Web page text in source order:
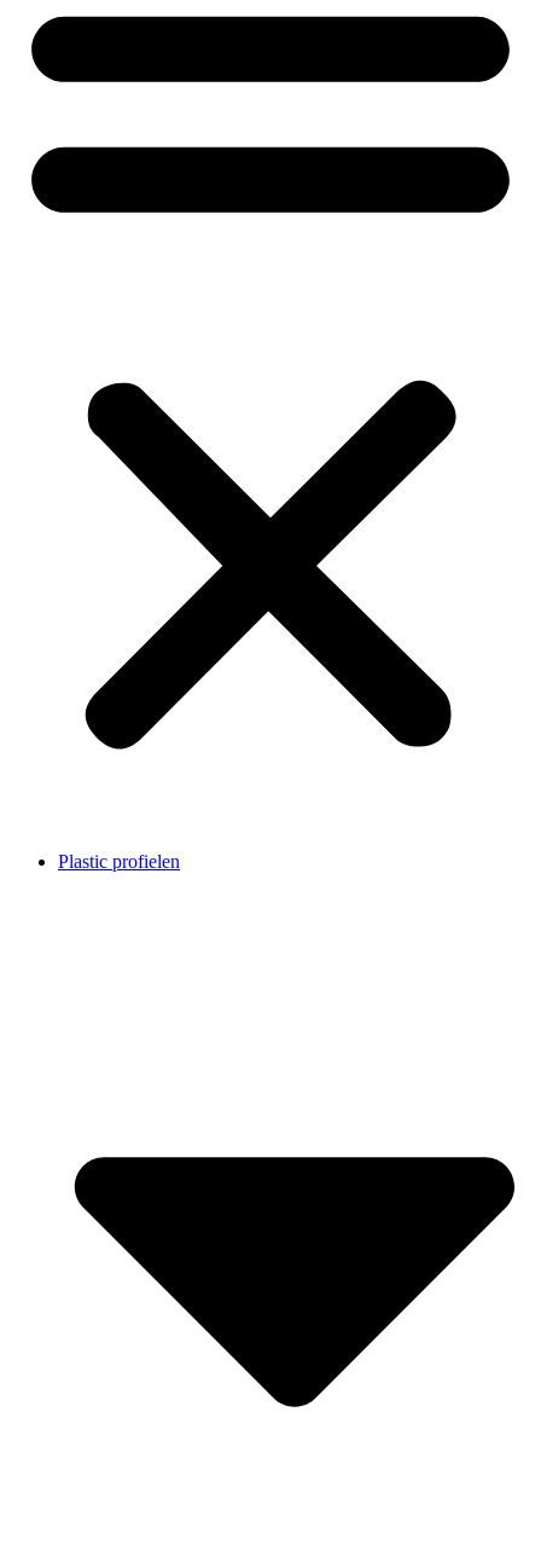
Plastic profielen